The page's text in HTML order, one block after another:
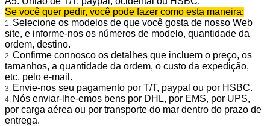
Se você quer pedir, você pode fazer como esta maneira:
1. Selecione os modelos de que você gosta de nosso Web
site, e informe-nos os números de modelo, quantidade da
ordem, destino.
2. Confirme connosco os detalhes que incluem o preço, os
tamanhos, a quantidade da ordem, o custo da expedição,
etc. pelo e-mail.
3. Envie-nos seu pagamento por T/T, paypal ou por HSBC.
4. Nós enviar-lhe-emos bens por DHL, por EMS, por UPS,
por carga aérea ou por transporte do mar dentro do prazo de
entrega.